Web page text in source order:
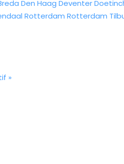
Den Haag Deventer
Rotterdam Rotterdam
»